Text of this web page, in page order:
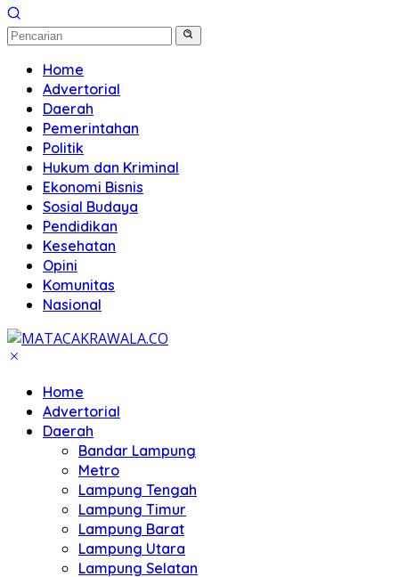
Home
Advertorial
Daerah
Pemerintahan
Politik
Hukum dan Kriminal
Ekonomi Bisnis
Sosial Budaya
Pendidikan
Kesehatan
Opini
Komunitas
Nasional
Home
Advertorial
Daerah
Bandar Lampung
Metro
Lampung Tengah
Lampung Timur
Lampung Barat
Lampung Utara
Lampung Selatan